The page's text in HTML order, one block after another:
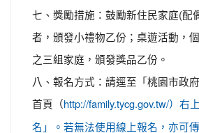
七、獎勵措施：鼓勵新住民家庭(配
者，頒發小禮物乙份；桌遊活動，
之三組家庭，頒發獎品乙份。
八、報名方式：請逕至「桃園市政
首頁（ http://family.tycg.gov.tw/）右
名」。若無法使用線上報名，亦可